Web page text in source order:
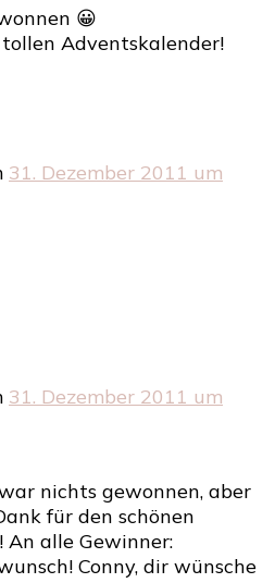
😀
Adventskalender!
31. Dezember 2011 um
31. Dezember 2011 um
nichts gewonnen, aber
für den schönen
alle Gewinner:
Conny, dir wünsche